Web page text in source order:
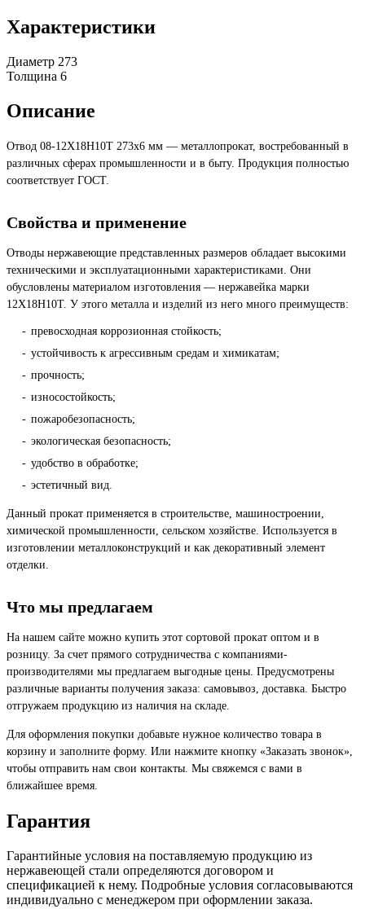
Характеристики
Диаметр 273
Толщина 6
Описание
Отвод 08-12Х18Н10Т 273х6 мм — металлопрокат, востребованный в
различных сферах промышленности и в быту. Продукция полностью
соответствует ГОСТ.
Свойства и применение
Отводы нержавеющие представленных размеров обладает высокими
техническими и эксплуатационными характеристиками. Они
обусловлены материалом изготовления — нержавейка марки
12Х18Н10Т. У этого металла и изделий из него много преимуществ:
превосходная коррозионная стойкость;
устойчивость к агрессивным средам и химикатам;
прочность;
износостойкость;
пожаробезопасность;
экологическая безопасность;
удобство в обработке;
эстетичный вид.
Данный прокат применяется в строительстве, машиностроении,
химической промышленности, сельском хозяйстве. Используется в
изготовлении металлоконструкций и как декоративный элемент
отделки.
Что мы предлагаем
На нашем сайте можно купить этот сортовой прокат оптом и в
розницу. За счет прямого сотрудничества с компаниями-
производителями мы предлагаем выгодные цены. Предусмотрены
различные варианты получения заказа: самовывоз, доставка. Быстро
отгружаем продукцию из наличия на складе.
Для оформления покупки добавьте нужное количество товара в
корзину и заполните форму. Или нажмите кнопку «Заказать звонок»,
чтобы отправить нам свои контакты. Мы свяжемся с вами в
ближайшее время.
Гарантия
Гарантийные условия на поставляемую продукцию из
нержавеющей стали определяются договором и
спецификацией к нему. Подробные условия согласовываются
индивидуально с менеджером при оформлении заказа.